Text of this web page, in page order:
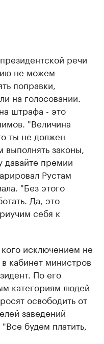
речи
не можем
поправки,
на голосовании.
штрафа - это
"Величина
ты не должен
законы,
премии
Рустам
"Без этого
Да, это
себя к
исключением не
кабинет министров
По его
категориям людей
освободить от
заведений
будем платить,